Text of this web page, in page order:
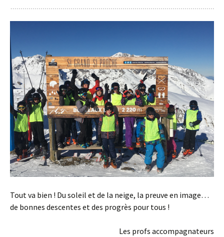
Tout va bien ! Du soleil et de la neige, la preuve en image…
de bonnes descentes et des progrès pour tous !
Les profs accompagnateurs